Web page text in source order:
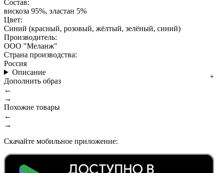
Состав:
вискоза 95%, эластан 5%
Цвет:
Синий (красный, розовый, жёлтый, зелёный, синий)
Производитель:
ООО "Меланж"
Страна производства:
Россия
Описание
Дополнить образ
←
→
Похожие товары
←
→
Скачайте мобильное приложение: